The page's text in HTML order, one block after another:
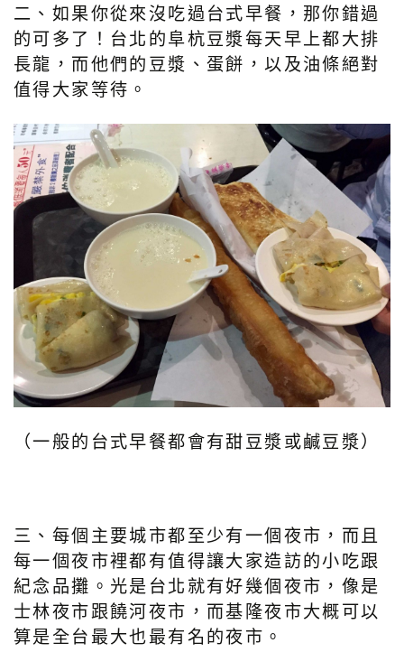
二、如果你從來沒吃過台式早餐，那你錯過
的可多了！台北的阜杭豆漿每天早上都大排
長龍，而他們的豆漿、蛋餅，以及油條絕對
值得大家等待。
（一般的台式早餐都會有甜豆漿或鹹豆漿）
三、每個主要城市都至少有一個夜市，而且
每一個夜市裡都有值得讓大家造訪的小吃跟
紀念品攤。光是台北就有好幾個夜市，像是
士林夜市跟饒河夜市，而基隆夜市大概可以
算是全台最大也最有名的夜市。